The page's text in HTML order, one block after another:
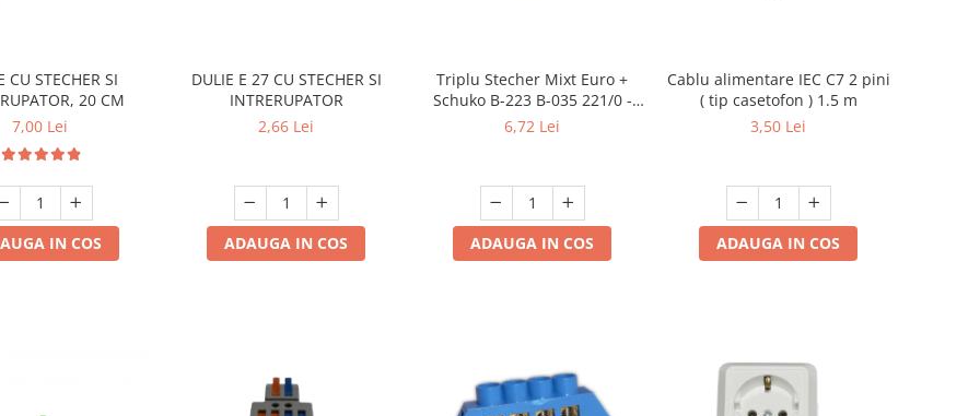
CU STECHER SI
20 CM
7,00 Lei
IN COS
DULIE E 27 CU STECHER SI
INTRERUPATOR
2,66 Lei
ADAUGA IN COS
Triplu Stecher Mixt Euro +
Schuko B-223 B-035 221/0 -
Multiplicator Priză 3 Ieșiri
6,72 Lei
ADAUGA IN COS
Cablu alimentare IEC C7 2 pini
( tip casetofon ) 1.5 m
3,50 Lei
ADAUGA IN COS